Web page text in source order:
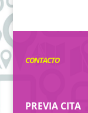
CONTACTO
PREVIA CITA